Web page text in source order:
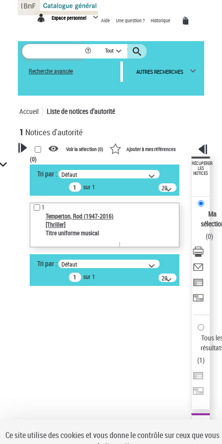
Espace personnel Aide Une question ? Historique
Tout
Recherche avancée AUTRES RECHERCHES
Accueil Liste de notices d’autorité
1 Notices d'autorité
VOTRE RECHERCHE
Recherche avancée dans les
notices d’autorité
Œuvres liées à l'auteur :
Temperton, Rod (1947-2016)
Sauvegarder votre recherche
AFFINER
Type de notice d'autorité
Voir la sélection (0) Ajouter à mes références
(0)
Tri par : Défaut
sur 1
20
résultats/page
1
Temperton, Rod (1947-2016)
[Thriller]
Titre uniforme musical
Tri par : Défaut
sur 1
20
résultats/page
RÉCUPÉRER
LES
NOTICES
Ma
(0)
Tous
(1)
Panneau de gestion des cookies
Ce site utilise des cookies et vous donne le contrôle sur ceux que vous